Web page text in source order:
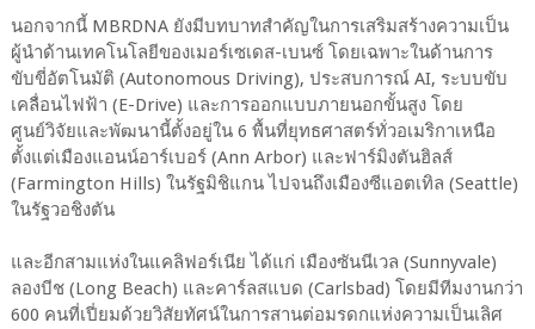
นอกจากนี้ MBRDNA ยังมีบทบาทสำคัญในการเสริมสร้างความเป็น
ผู้นำด้านเทคโนโลยีของเมอร์เซเดส-เบนซ์ โดยเฉพาะในด้านการ
ขับขี่อัตโนมัติ (Autonomous Driving), ประสบการณ์ AI, ระบบขับ
เคลื่อนไฟฟ้า (E-Drive) และการออกแบบภายนอกขั้นสูง โดย
ศูนย์วิจัยและพัฒนานี้ตั้งอยู่ใน 6 พื้นที่ยุทธศาสตร์ทั่วอเมริกาเหนือ
ตั้งแต่เมืองแอนน์อาร์เบอร์ (Ann Arbor) และฟาร์มิงตันฮิลส์
(Farmington Hills) ในรัฐมิชิแกน ไปจนถึงเมืองซีแอตเทิล (Seattle)
ในรัฐวอชิงตัน
และอีกสามแห่งในแคลิฟอร์เนีย ได้แก่ เมืองซันนีเวล (Sunnyvale)
ลองบีช (Long Beach) และคาร์ลสแบด (Carlsbad) โดยมีทีมงานกว่า
600 คนที่เปี่ยมด้วยวิสัยทัศน์ในการสานต่อมรดกแห่งความเป็นเลิศ